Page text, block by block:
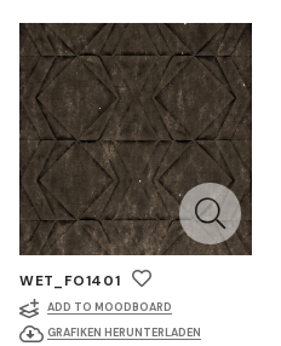
WET_FO1401
ADD TO MOODBOARD
GRAFIKEN HERUNTERLADEN